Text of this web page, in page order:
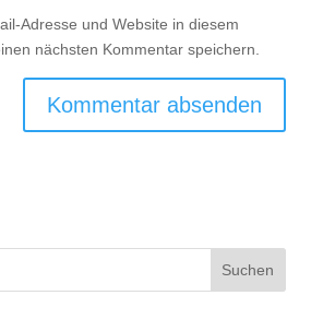
Adresse und Website in diesem
nächsten Kommentar speichern.